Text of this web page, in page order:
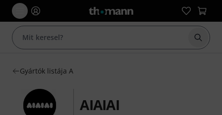
Gyártók listája A
AIAIAI